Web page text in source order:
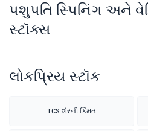
પશુપતિ સ્પિનિંગ અને
સ્ટૉક્સ
લોકપ્રિય સ્ટૉક
TCS શેરની કિંમત